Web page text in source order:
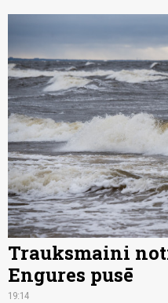
Trauksmaini
Engures pusē
19:14